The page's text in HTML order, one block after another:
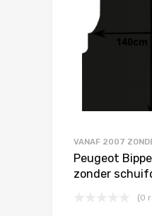
VANAF 2007
Peugeot
zonder
(0